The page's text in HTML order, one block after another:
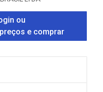
ou
e comprar